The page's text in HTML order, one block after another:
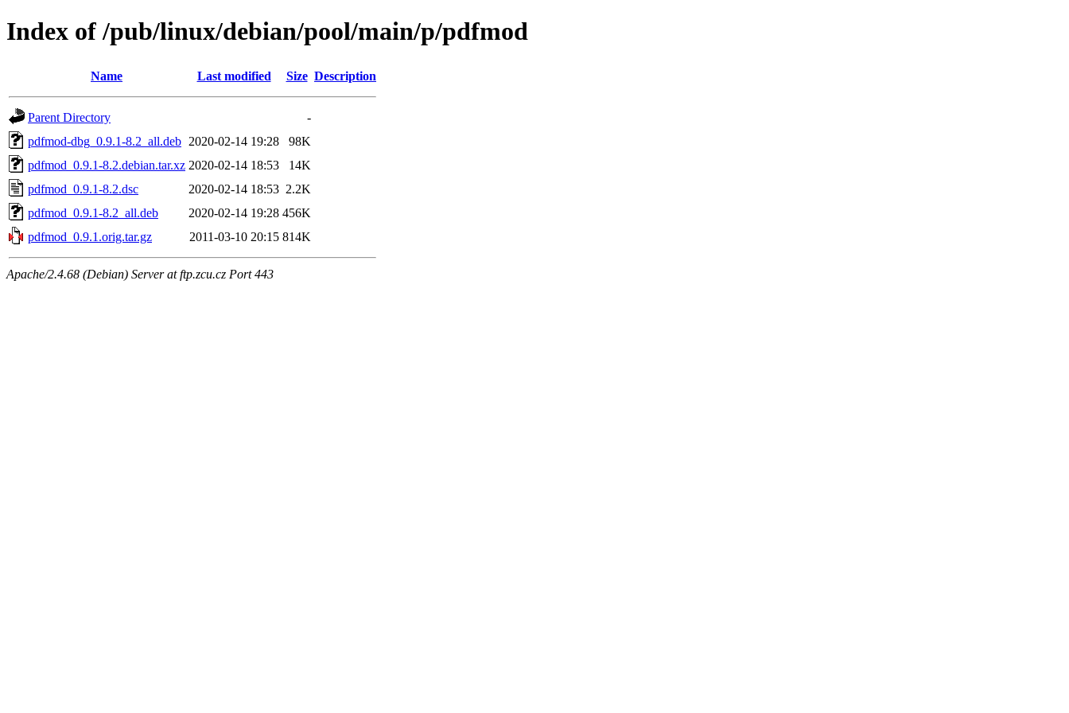
Index of /pub/linux/debian/pool/main/p/pdfmod
Name Last modified Size Description
Parent Directory
-
pdfmod-dbg_0.9.1-8.2_all.deb 2020-02-14 19:28
98K
pdfmod_0.9.1-8.2.debian.tar.xz 2020-02-14 18:53
14K
pdfmod_0.9.1-8.2.dsc
2020-02-14 18:53 2.2K
pdfmod_0.9.1-8.2_all.deb
2020-02-14 19:28 456K
pdfmod_0.9.1.orig.tar.gz
2011-03-10 20:15 814K
Apache/2.4.68 (Debian) Server at ftp.zcu.cz Port 443